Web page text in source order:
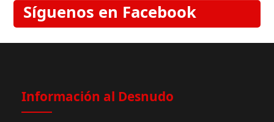
Síguenos en Facebook
Información al Desnudo